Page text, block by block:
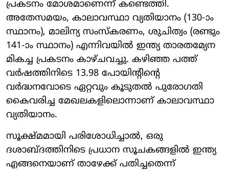
പ്രകടനം മോശമാണെന്ന് കണ്ടെത്തി.
അതേസമയം, കാലാവസ്ഥാ വ്യതിയാനം (130-ാം
സ്ഥാനം), മാലിന്യ സംസ്കരണം, ശുചിത്വം (രണ്ടും
141-ാം സ്ഥാനം) എന്നിവയിൽ ഇന്ത്യ താരതമ്യേന
മികച്ച പ്രകടനം കാഴ്ചവച്ചു. കഴിഞ്ഞ പത്ത്
വർഷത്തിനിടെ 13.98 പോയിന്റിന്റെ
വർദ്ധനവോടെ ഏറ്റവും കൂടുതൽ പുരോഗതി
കൈവരിച്ച മേഖലകളിലൊന്നാണ് കാലാവസ്ഥാ
വ്യതിയാനം.
സൂക്ഷ്മമായി പരിശോധിച്ചാൽ, ഒരു
ദശാബ്ദത്തിനിടെ പ്രധാന സൂചകങ്ങളിൽ ഇന്ത്യ
എങ്ങനെയാണ് താഴേക്ക് പതിച്ചതെന്ന്